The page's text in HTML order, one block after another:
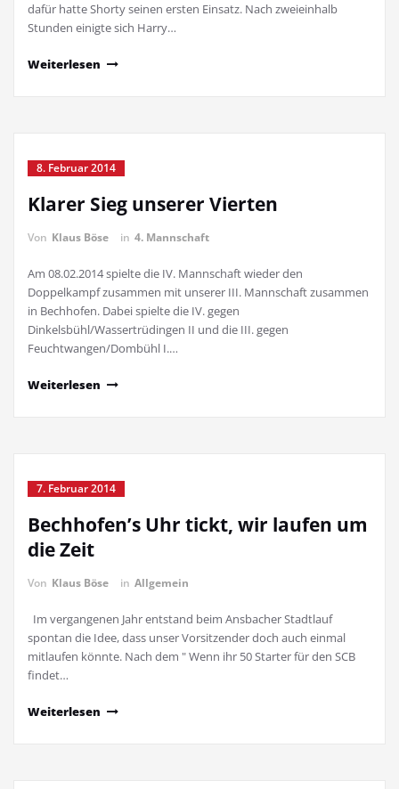
dafür hatte Shorty seinen ersten Einsatz. Nach zweieinhalb
Stunden einigte sich Harry…
Weiterlesen
8. Februar 2014
Klarer Sieg unserer Vierten
Von Klaus Böse in 4. Mannschaft
Am 08.02.2014 spielte die IV. Mannschaft wieder den
Doppelkampf zusammen mit unserer III. Mannschaft zusammen
in Bechhofen. Dabei spielte die IV. gegen
Dinkelsbühl/Wassertrüdingen II und die III. gegen
Feuchtwangen/Dombühl I.…
Weiterlesen
7. Februar 2014
Bechhofen’s Uhr tickt, wir laufen um
die Zeit
Von Klaus Böse in Allgemein
Im vergangenen Jahr entstand beim Ansbacher Stadtlauf
spontan die Idee, dass unser Vorsitzender doch auch einmal
mitlaufen könnte. Nach dem " Wenn ihr 50 Starter für den SCB
findet…
Weiterlesen